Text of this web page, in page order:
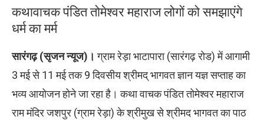
कथावाचक पंडित तोमेश्‍वर महाराज लोगों को समझाएंगे
धर्म का मर्म
सारंगढ़ (सृजन न्यूज)। ग्राम रेड़ा भाटापारा (सारंगढ़ रोड) में आगामी
3 मई से 11 मई तक 9 दिवसीय श्रीमद् भागवत ज्ञान यज्ञ सप्ताह का
भव्य आयोजन होने जा रहा है। कथा वाचक पंडित तोमेश्‍वर महाराज
राम मंदिर जशपुर (ग्राम रेड़ा) के श्रीमुख से श्रीमद भागवत का पाठ